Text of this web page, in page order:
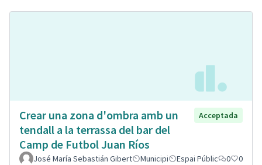
Crear una zona d'ombra amb un
tendall a la terrassa del bar del
Camp de Futbol Juan Ríos
Acceptada
José María Sebastián Gibert Municipi Espai Públic 0 0